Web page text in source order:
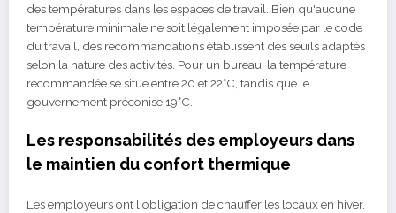
des températures dans les espaces de travail. Bien qu'aucune
température minimale ne soit légalement imposée par le code
du travail, des recommandations établissent des seuils adaptés
selon la nature des activités. Pour un bureau, la température
recommandée se situe entre 20 et 22°C, tandis que le
gouvernement préconise 19°C.
Les responsabilités des employeurs dans
le maintien du confort thermique
Les employeurs ont l'obligation de chauffer les locaux en hiver,